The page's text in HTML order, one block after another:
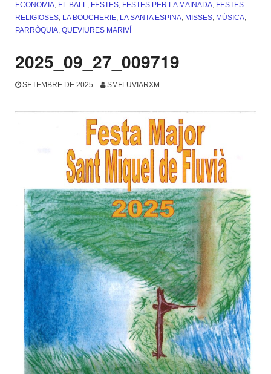
ECONOMIA, EL BALL, FESTES, FESTES PER LA MAINADA, FESTES
RELIGIOSES, LA BOUCHERIE, LA SANTA ESPINA, MISSES, MÚSICA,
PARRÒQUIA, QUEVIURES MARIVÍ
2025_09_27_009719
SETEMBRE DE 2025 SMFLUVIARXM